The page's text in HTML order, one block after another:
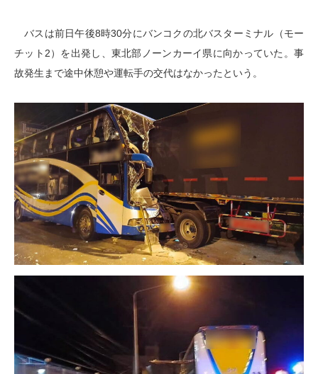
バスは前日午後8時30分にバンコクの北バスターミナル（モー
チット2）を出発し、東北部ノーンカーイ県に向かっていた。事
故発生まで途中休憩や運転手の交代はなかったという。